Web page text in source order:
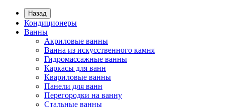
Назад
Кондиционеры
Ванны
Акриловые ванны
Ванна из искусственного камня
Гидромассажные ванны
Каркасы для ванн
Квариловые ванны
Панели для ванн
Перегородки на ванну
Стальные ванны